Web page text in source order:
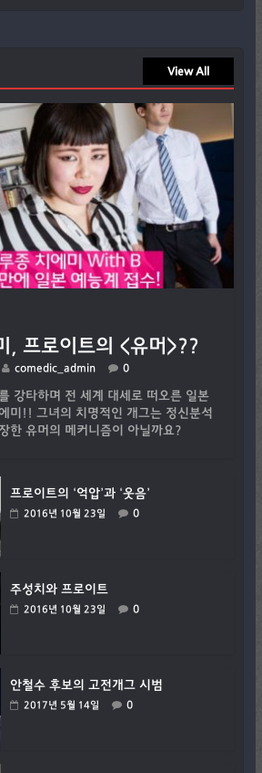
View All
, 프로이트의 <유머>??
comedic_admin 0
강타하며 전 세계 대세로 떠오른 일본
미!! 그녀의 치명적인 개그는 정신분석
한 유머의 메커니즘이 아닐까요?
프로이트의 ‘억압’과 ‘웃음’
2016년 10월 23일 0
주성치와 프로이트
2016년 10월 23일 0
안철수 후보의 고전개그 시범
2017년 5월 14일 0